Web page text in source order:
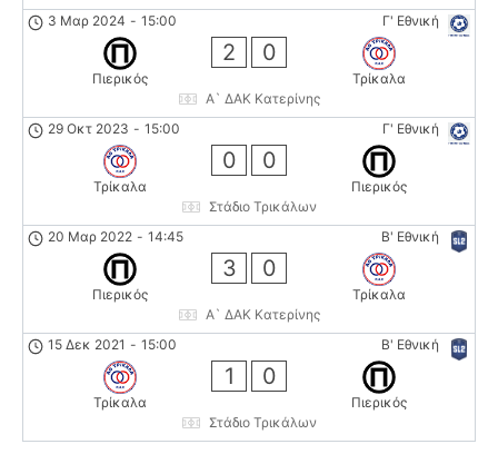
Γ' Εθνική
3 Μαρ 2024 - 15:00
Πιερικός
2 0
Τρίκαλα
Α` ΔΑΚ Κατερίνης
Γ' Εθνική
29 Οκτ 2023 - 15:00
Τρίκαλα
0 0
Πιερικός
Στάδιο Τρικάλων
Β' Εθνική
20 Μαρ 2022 - 14:45
Πιερικός
3 0
Τρίκαλα
Α` ΔΑΚ Κατερίνης
Β' Εθνική
15 Δεκ 2021 - 15:00
Τρίκαλα
1 0
Πιερικός
Στάδιο Τρικάλων